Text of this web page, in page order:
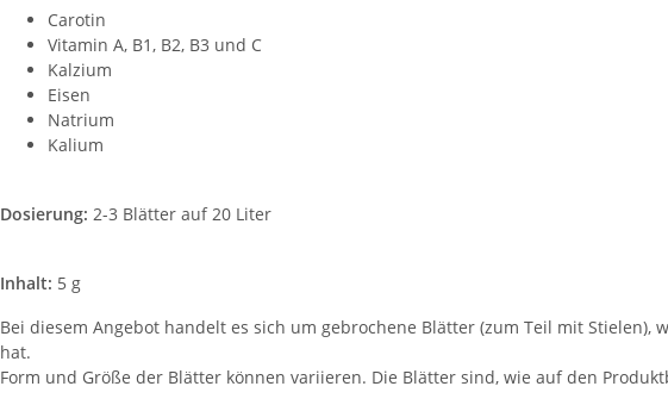
Carotin
Vitamin A, B1, B2, B3 und C
Kalzium
Eisen
Natrium
Kalium
Dosierung: 2-3 Blätter auf 20 Liter
Inhalt: 5 g
Bei diesem Angebot handelt es sich um gebrochene Blätter (zum Teil mit
hat.
Form und Größe der Blätter können variieren. Die Blätter sind, wie auf den